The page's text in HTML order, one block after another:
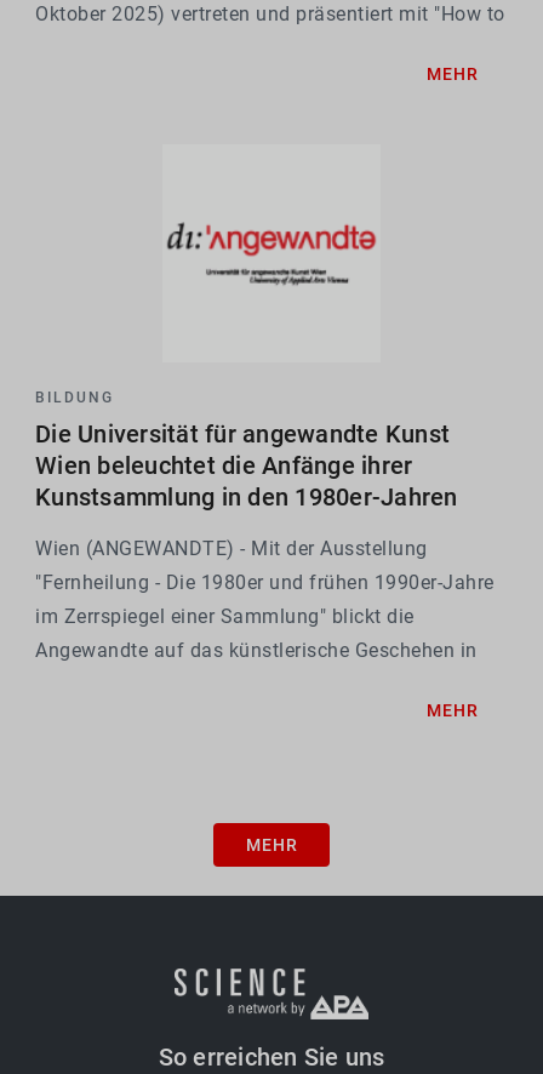
Oktober 2025) vertreten und präsentiert mit "How to
Lebensformen" des Instituts für Architektur (I oA).
MEHR
BILDUNG
Die Universität für angewandte Kunst
Wien beleuchtet die Anfänge ihrer
Kunstsammlung in den 1980er-Jahren
Wien (ANGEWANDTE) - Mit der Ausstellung
"Fernheilung - Die 1980er und frühen 1990er-Jahre
im Zerrspiegel einer Sammlung" blickt die
Angewandte auf das künstlerische Geschehen in
gegründet wurde: Anhand von Werken aus dem
MEHR
MEHR
So erreichen Sie uns